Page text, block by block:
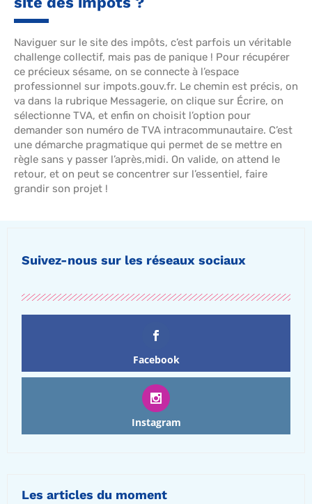
Naviguer sur le site des impôts, c’est parfois un véritable
challenge collectif, mais pas de panique ! Pour récupérer
ce précieux sésame, on se connecte à l’espace
professionnel sur impots.gouv.fr. Le chemin est précis, on
va dans la rubrique Messagerie, on clique sur Écrire, on
sélectionne TVA, et enfin on choisit l’option pour
demander son numéro de TVA intracommunautaire. C’est
une démarche pragmatique qui permet de se mettre en
règle sans y passer l’après,midi. On valide, on attend le
retour, et on peut se concentrer sur l’essentiel, faire
grandir son projet !
Suivez-nous sur les réseaux sociaux
Facebook
Instagram
Les articles du moment